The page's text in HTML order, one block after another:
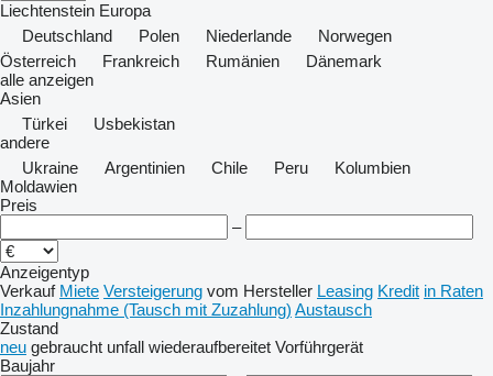
Liechtenstein Europa
Deutschland
Polen Niederlande
Norwegen
Österreich
Frankreich Rumänien
Dänemark
alle anzeigen
Asien
Türkei
Usbekistan
andere
Ukraine
Argentinien Chile Peru
Kolumbien
Moldawien
Preis
–
Anzeigentyp
Verkauf Miete Versteigerung vom Hersteller Leasing Kredit in Raten
Inzahlungnahme (Tausch mit Zuzahlung) Austausch
Zustand
neu gebraucht unfall wiederaufbereitet Vorführgerät
Baujahr